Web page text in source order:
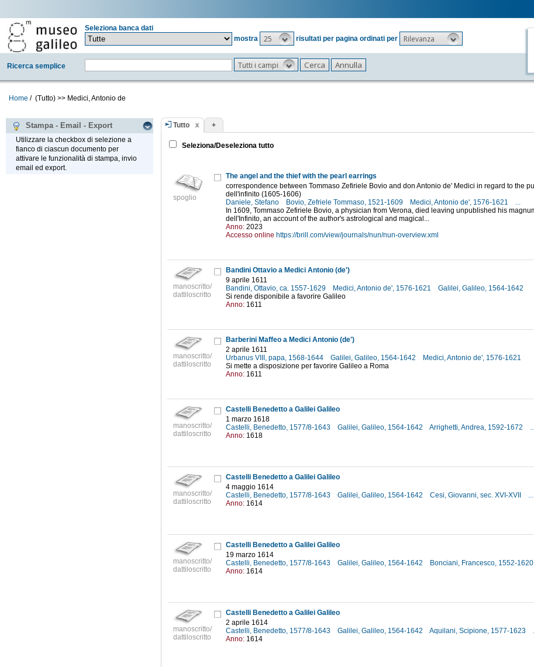
Seleziona banca dati
mostra
25 risultati per pagina ordinati per Rilevanza
Ricerca semplice Tutti i campi
Home / (Tutto) >> Medici, Antonio de
Stampa - Email - Export
Utilizzare la checkbox di selezione a
fianco di ciascun documento per
attivare le funzionalità di stampa, invio
email ed export.
Tutto +
Seleziona/Deseleziona tutto
spoglio
The angel and the thief with the pearl earrings
correspondence between Tommaso Zefiriele Bovio and don Antonio de' Medici in regard to the
dell'infinito (1605-1606)
Daniele, Stefano
Bovio, Zefriele Tommaso, 1521-1609 Medici, Antonio de', 1576-1621
...
In 1609, Tommaso Zefiriele Bovio, a physician from Verona, died leaving unpublished his
dell'Infinito, an account of the author's astrological and magical...
Anno: 2023
Accesso online https://brill.com/view/journals/nun/nun-overview.xml
manoscritto/
dattiloscritto
Bandini Ottavio a Medici Antonio (de')
9 aprile 1611
Bandini, Ottavio, ca. 1557-1629
Medici, Antonio de', 1576-1621
Galilei, Galileo, 1564-1642
Si rende disponibile a favorire Galileo
Anno: 1611
manoscritto/
dattiloscritto
Barberini Maffeo a Medici Antonio (de')
2 aprile 1611
Urbanus VIII, papa, 1568-1644
Galilei, Galileo, 1564-1642
Medici, Antonio de', 1576-1621
Si mette a disposizione per favorire Galileo a Roma
Anno: 1611
manoscritto/
dattiloscritto
Castelli Benedetto a Galilei Galileo
1 marzo 1618
Castelli, Benedetto, 1577/8-1643
Galilei, Galileo, 1564-1642 Arrighetti, Andrea, 1592-1672
Anno: 1618
manoscritto/
dattiloscritto
Castelli Benedetto a Galilei Galileo
4 maggio 1614
Castelli, Benedetto, 1577/8-1643
Galilei, Galileo, 1564-1642 Cesi, Giovanni, sec. XVI-XVII
...
Anno: 1614
manoscritto/
dattiloscritto
Castelli Benedetto a Galilei Galileo
19 marzo 1614
Castelli, Benedetto, 1577/8-1643
Galilei, Galileo, 1564-1642 Bonciani, Francesco, 1552-1620
Anno: 1614
manoscritto/
dattiloscritto
Castelli Benedetto a Galilei Galileo
2 aprile 1614
Castelli, Benedetto, 1577/8-1643
Galilei, Galileo, 1564-1642 Aquilani, Scipione, 1577-1623
Anno: 1614